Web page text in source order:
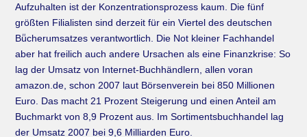
Aufzuhalten ist der Konzentrationsprozess kaum. Die fünf
größten Filialisten sind derzeit für ein Viertel des deutschen
Bü̈cherumsatzes verantwortlich. Die Not kleiner Fachhandel
aber hat freilich auch andere Ursachen als eine Finanzkrise: So
lag der Umsatz von Internet-Buchhändlern, allen voran
amazon.de, schon 2007 laut Börsenverein bei 850 Millionen
Euro. Das macht 21 Prozent Steigerung und einen Anteil am
Buchmarkt von 8,9 Prozent aus. Im Sortimentsbuchhandel lag
der Umsatz 2007 bei 9,6 Milliarden Euro.